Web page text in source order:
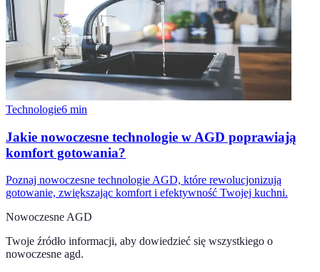
Technologie6 min
Jakie nowoczesne technologie w AGD poprawiają
komfort gotowania?
Poznaj nowoczesne technologie AGD, które rewolucjonizują
gotowanie, zwiększając komfort i efektywność Twojej kuchni.
Nowoczesne AGD
Twoje źródło informacji, aby dowiedzieć się wszystkiego o
nowoczesne agd.